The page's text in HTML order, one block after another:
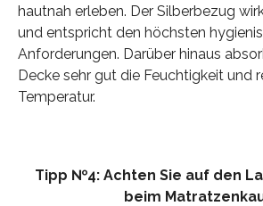
hautnah erleben. Der Silberbezug
und entspricht den höchsten
Anforderungen. Darüber hinaus
Decke sehr gut die Feuchtigkeit und
Temperatur.
Tipp №4: Achten Sie auf den
beim